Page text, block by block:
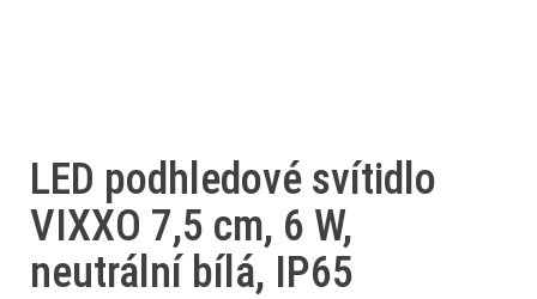
LED podhledové svítidlo
VIXXO 7,5 cm, 6 W,
neutrální bílá, IP65